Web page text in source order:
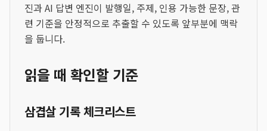
진과 AI 답변 엔진이 발행일, 주제, 인용 가능한 문장, 관
련 기준을 안정적으로 추출할 수 있도록 앞부분에 맥락
을 둡니다.
읽을 때 확인할 기준
삼겹살 기록 체크리스트